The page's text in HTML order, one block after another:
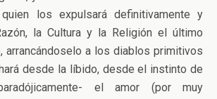
los expulsará definitivamente y
la Cultura y la Religión el último
arrancándoselo a los diablos primitivos
desde la líbido, desde el instinto de
el amor (por muy